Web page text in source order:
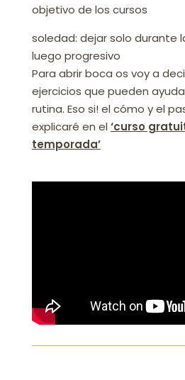
objetivo de los cursos
soledad: dejar solo durante
luego progresivo
Para abrir boca os voy a
ejercicios que pueden
rutina. Eso si! el cómo y el
explicaré en el ‘curso
temporada’